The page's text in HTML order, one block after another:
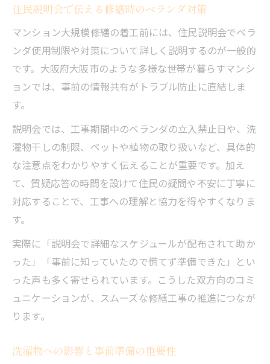
住民説明会で伝える修繕時のベランダ対策
マンション大規模修繕の着工前には、住民説明会でベラ
ンダ使用制限や対策について詳しく説明するのが一般的
です。大阪府大阪市のような多様な世帯が暮らすマンシ
ョンでは、事前の情報共有がトラブル防止に直結しま
す。
説明会では、工事期間中のベランダの立入禁止日や、洗
濯物干しの制限、ペットや植物の取り扱いなど、具体的
な注意点をわかりやすく伝えることが重要です。加え
て、質疑応答の時間を設けて住民の疑問や不安に丁寧に
対応することで、工事への理解と協力を得やすくなりま
す。
実際に「説明会で詳細なスケジュールが配布されて助か
った」「事前に知っていたので慌てず準備できた」とい
った声も多く寄せられています。こうした双方向のコミ
ュニケーションが、スムーズな修繕工事の推進につなが
ります。
洗濯物への影響と事前準備の重要性